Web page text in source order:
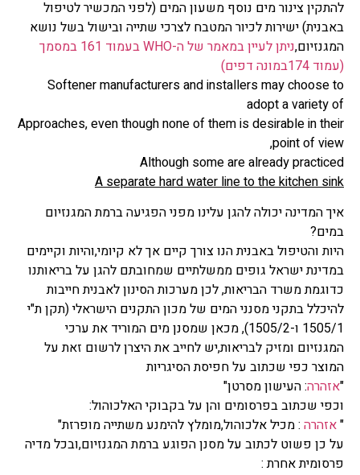
להתקין צינור מים נוסף משעון המים (לפני המכשיר לטיפול
באבנית) ישירות לכיור המטבח לצרכי שתייה ובישול בשל נושא
המגנזיום,
ניתן לעיין במאמר של ה-WHO בעמוד 161 במסמך
(עמוד 174במונה דפים)
Softener manufacturers and installers may choose to
adopt a variety of
Approaches, even though none of them is desirable in their
point of view
,
Although some are already practiced
A separate hard water line to the kitchen sink
איך המדינה יכולה להגן עלינו מפני הפגיעה ברמת המגנזיום
במים?
היות והטיפול באבנית הנו צורך קיים אך לא קיומי,והיות וקיימים
במדינת ישראל גופים ממשלתיים שמחובתם להגן על בריאותנו
כדוגמת משרד הבריאות, לכן מערכות הסינון לאבנית חייבות
להיכלל בתקני מסנני המים של מכון התקנים הישראלי (תקן ת"י
1505/1 ו-1505/2), מכאן שמסנן מים המוריד את ערכי
המגנזיום ומזיק לבריאות,יש לחייב את היצרן לרשום זאת על
המוצר כפי שכתוב על חפיסת הסיגריות
"אזהרה: העישון מסרטן"
וכפי שכתוב בפרסומים והן על בקבוקי האלכוהול:
"אזהרה : מכיל אלכוהול,מומלץ להימנע משתייה מופרזת"
על כן פשוט לכתוב על מסנן הפוגע ברמת המגנזיום,ובכל מדיה
פרסומית אחרת :